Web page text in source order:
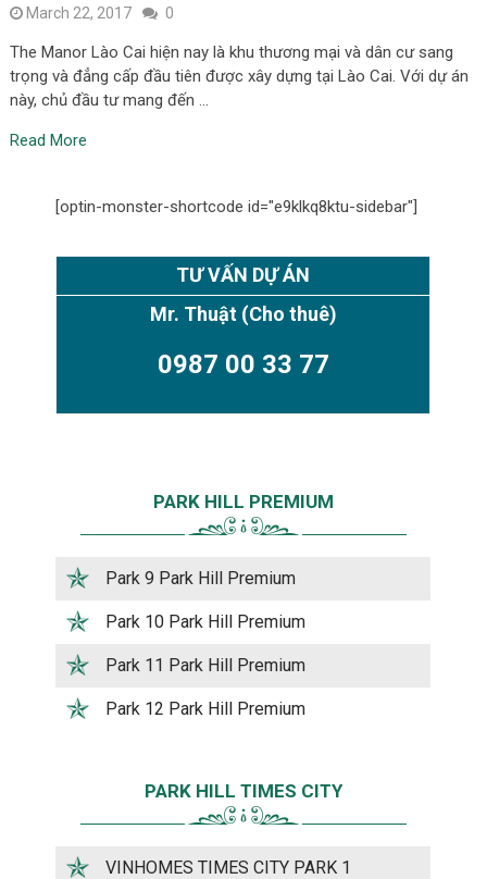
March 22, 2017 0
The Manor Lào Cai hiện nay là khu thương mại và dân cư sang
trọng và đẳng cấp đầu tiên được xây dựng tại Lào Cai. Với dự án
này, chủ đầu tư mang đến …
Read More
[optin-monster-shortcode id="e9klkq8ktu-sidebar"]
TƯ VẤN DỰ ÁN
Mr. Thuật (Cho thuê)
0987 00 33 77
PARK HILL PREMIUM
Park 9 Park Hill Premium
Park 10 Park Hill Premium
Park 11 Park Hill Premium
Park 12 Park Hill Premium
PARK HILL TIMES CITY
VINHOMES TIMES CITY PARK 1